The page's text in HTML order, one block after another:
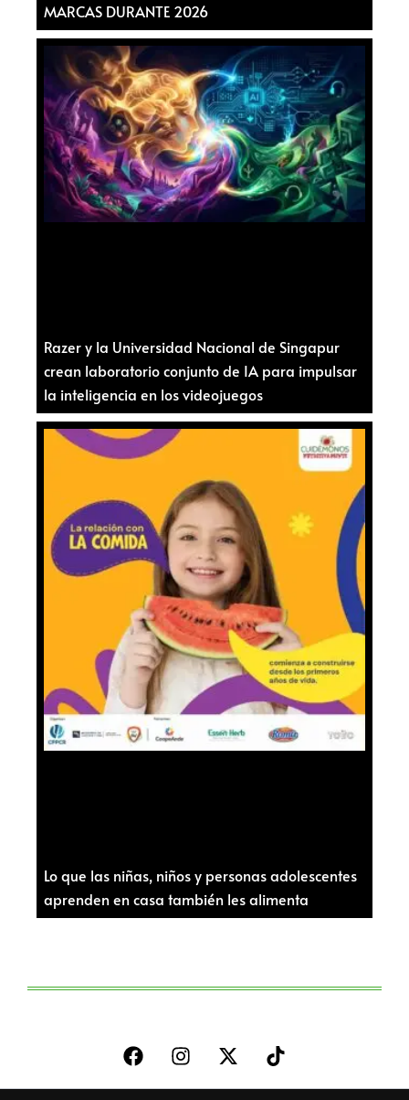
MARCAS DURANTE 2026
Razer y la Universidad Nacional de Singapur
crean laboratorio conjunto de IA para impulsar
la inteligencia en los videojuegos
Lo que las niñas, niños y personas adolescentes
aprenden en casa también les alimenta